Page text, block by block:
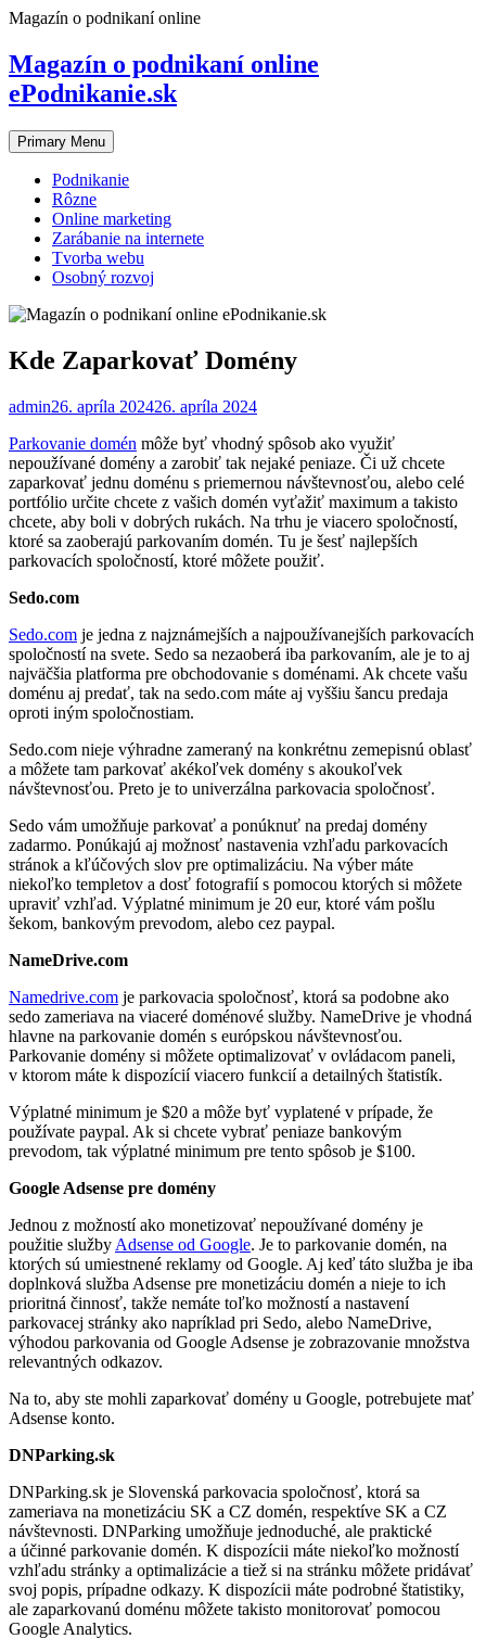
Skip
content
Magazín o podnikaní online
Magazín o podnikaní online
ePodnikanie.sk
Primary Menu
Podnikanie
Rôzne
Online marketing
Zarábanie na internete
Tvorba webu
Osobný rozvoj
Kde Zaparkovať Domény
admin26. apríla 202426. apríla 2024
Parkovanie domén môže byť vhodný spôsob ako využiť
nepoužívané domény a zarobiť tak nejaké peniaze. Či už chcete
zaparkovať jednu doménu s priemernou návštevnosťou, alebo celé
portfólio určite chcete z vašich domén vyťažiť maximum a takisto
chcete, aby boli v dobrých rukách. Na trhu je viacero spoločností,
ktoré sa zaoberajú parkovaním domén. Tu je šesť najlepších
parkovacích spoločností, ktoré môžete použiť.
Sedo.com
Sedo.com je jedna z najznámejších a najpoužívanejších parkovacích
spoločností na svete. Sedo sa nezaoberá iba parkovaním, ale je to aj
najväčšia platforma pre obchodovanie s doménami. Ak chcete vašu
doménu aj predať, tak na sedo.com máte aj vyššiu šancu predaja
oproti iným spoločnostiam.
Sedo.com nieje výhradne zameraný na konkrétnu zemepisnú oblasť
a môžete tam parkovať akékoľvek domény s akoukoľvek
návštevnosťou. Preto je to univerzálna parkovacia spoločnosť.
Sedo vám umožňuje parkovať a ponúknuť na predaj domény
zadarmo. Ponúkajú aj možnosť nastavenia vzhľadu parkovacích
stránok a kľúčových slov pre optimalizáciu. Na výber máte
niekoľko templetov a dosť fotografií s pomocou ktorých si môžete
upraviť vzhľad. Výplatné minimum je 20 eur, ktoré vám pošlu
šekom, bankovým prevodom, alebo cez paypal.
NameDrive.com
Namedrive.com je parkovacia spoločnosť, ktorá sa podobne ako
sedo zameriava na viaceré doménové služby. NameDrive je vhodná
hlavne na parkovanie domén s európskou návštevnosťou.
Parkovanie domény si môžete optimalizovať v ovládacom paneli,
v ktorom máte k dispozícií viacero funkcií a detailných štatistík.
Výplatné minimum je $20 a môže byť vyplatené v prípade, že
používate paypal. Ak si chcete vybrať peniaze bankovým
prevodom, tak výplatné minimum pre tento spôsob je $100.
Google Adsense pre domény
Jednou z možností ako monetizovať nepoužívané domény je
použitie služby Adsense od Google. Je to parkovanie domén, na
ktorých sú umiestnené reklamy od Google. Aj keď táto služba je iba
doplnková služba Adsense pre monetizáciu domén a nieje to ich
prioritná činnosť, takže nemáte toľko možností a nastavení
parkovacej stránky ako napríklad pri Sedo, alebo NameDrive,
výhodou parkovania od Google Adsense je zobrazovanie množstva
relevantných odkazov.
Na to, aby ste mohli zaparkovať domény u Google, potrebujete mať
Adsense konto.
DNParking.sk
DNParking.sk je Slovenská parkovacia spoločnosť, ktorá sa
zameriava na monetizáciu SK a CZ domén, respektíve SK a CZ
návštevnosti. DNParking umožňuje jednoduché, ale praktické
a účinné parkovanie domén. K dispozícii máte niekoľko možností
vzhľadu stránky a optimalizácie a tiež si na stránku môžete pridávať
svoj popis, prípadne odkazy. K dispozícii máte podrobné štatistiky,
ale zaparkovanú doménu môžete takisto monitorovať pomocou
Google Analytics.